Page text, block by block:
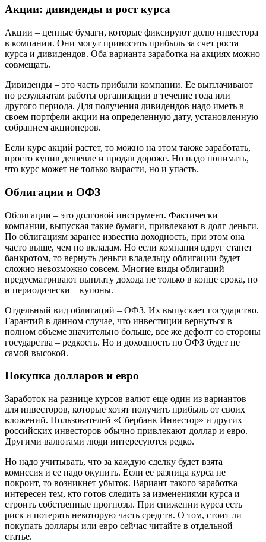
Акции: дивиденды и рост курса
Акции – ценные бумаги, которые фиксируют долю инвестора
в компании. Они могут приносить прибыль за счет роста
курса и дивидендов. Оба варианта заработка на акциях можно
совмещать.
Дивиденды – это часть прибыли компании. Ее выплачивают
по результатам работы организации в течение года или
другого периода. Для получения дивидендов надо иметь в
своем портфели акции на определенную дату, установленную
собранием акционеров.
Если курс акций растет, то можно на этом также заработать,
просто купив дешевле и продав дороже. Но надо понимать,
что курс может не только вырасти, но и упасть.
Облигации и ОФЗ
Облигации – это долговой инструмент. Фактически
компании, выпуская такие бумаги, привлекают в долг деньги.
По облигациям заранее известна доходность, при этом она
часто выше, чем по вкладам. Но если компания вдруг станет
банкротом, то вернуть деньги владельцу облигации будет
сложно невозможно совсем. Многие виды облигаций
предусматривают выплату дохода не только в конце срока, но
и периодически – купоны.
Отдельный вид облигаций – ОФЗ. Их выпускает государство.
Гарантий в данном случае, что инвестиции вернуться в
полном объеме значительно больше, все же дефолт со стороны
государства – редкость. Но и доходность по ОФЗ будет не
самой высокой.
Покупка долларов и евро
Заработок на разнице курсов валют еще один из вариантов
для инвесторов, которые хотят получить прибыль от своих
вложений. Пользователей «Сбербанк Инвестор» и других
российских инвесторов обычно привлекают доллар и евро.
Другими валютами люди интересуются редко.
Но надо учитывать, что за каждую сделку будет взята
комиссия и ее надо окупить. Если ее разница курса не
покроит, то возникнет убыток. Вариант такого заработка
интересен тем, кто готов следить за изменениями курса и
строить собственные прогнозы. При снижении курса есть
риск и потерять некоторую часть средств. О том, стоит ли
покупать доллары или евро сейчас читайте в отдельной
статье.